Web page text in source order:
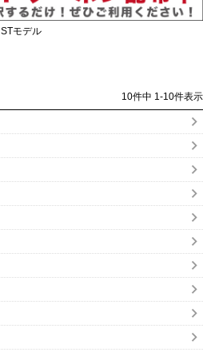
STモデル
10件中 1-10件表示